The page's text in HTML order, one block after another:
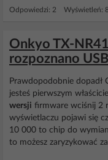
Odpowiedzi: 2 Wyświetleń:
Onkyo TX-
rozpoznano
Prawdopodobnie dopadł
jesteś pierwszym
wersji firmware wciśnij 2
wyświetlaczu pojawi się
10 000 to chip do
to możesz zaryzykować